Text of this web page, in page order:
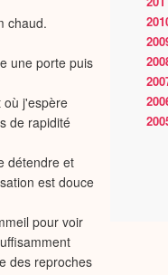
chaud.
une porte puis
où j'espère
de rapidité
détendre et
est douce
pour voir
des reproches